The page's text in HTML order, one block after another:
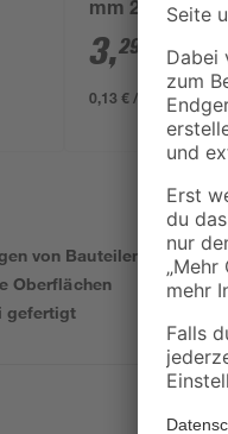
mm 25 kg
3,29
0,13 € / Kilogramm
von Bauteilen
Oberflächen
gefertigt